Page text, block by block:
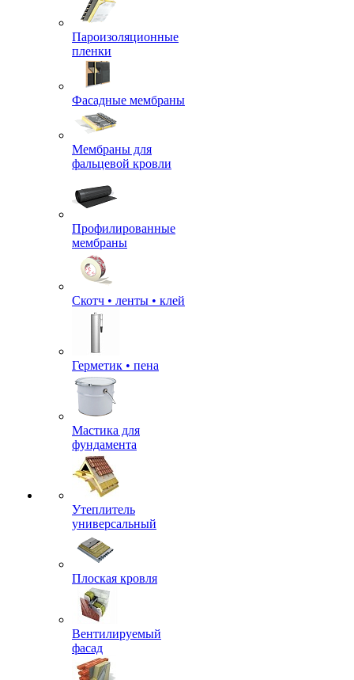
Пароизоляционные
пленки
Фасадные мембраны
Мембраны для
фальцевой кровли
Профилированные
мембраны
Скотч • ленты • клей
Герметик • пена
Мастика для
фундамента
Утеплитель
универсальный
Плоская кровля
Вентилируемый
фасад